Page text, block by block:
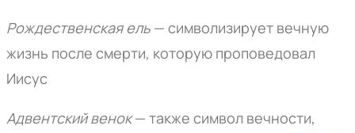
Рождественская ель — символизирует вечную
жизнь после смерти, которую проповедовал
Иисус
Адвентский венок— также символ вечности,